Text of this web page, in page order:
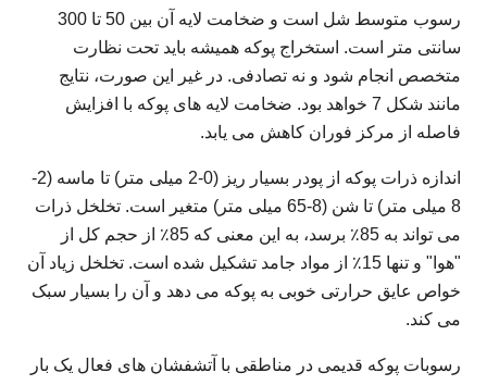
رسوب متوسط ​​شل است و ضخامت لایه آن بین 50 تا 300
سانتی متر است. استخراج پوکه همیشه باید تحت نظارت
متخصص انجام شود و نه تصادفی. در غیر این صورت، نتایج
مانند شکل 7 خواهد بود. ضخامت لایه های پوکه با افزایش
فاصله از مرکز فوران کاهش می یابد.
اندازه ذرات پوکه از پودر بسیار ریز (0-2 میلی متر) تا ماسه (2-
8 میلی متر) تا شن (8-65 میلی متر) متغیر است. تخلخل ذرات
می تواند به 85٪ برسد، به این معنی که 85٪ از حجم کل از
"هوا" و تنها 15٪ از مواد جامد تشکیل شده است. تخلخل زیاد آن
خواص عایق حرارتی خوبی به پوکه می دهد و آن را بسیار سبک
می کند.
رسوبات پوکه قدیمی در مناطقی با آتشفشان های فعال یک بار